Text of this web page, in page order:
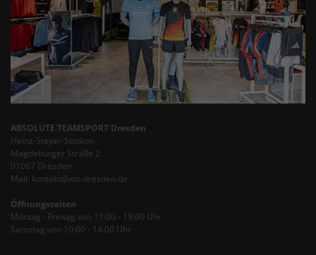
ABSOLUTE TEAMSPORT Dresden
Heinz-Steyer-Stadion
Magdeburger Straße 2
01067 Dresden
Mail: kontakt@ats-dresden.de
Öffnungszeiten
Montag - Freitag von 11:00 - 19:00 Uhr
Samstag von 10:00 - 14:00 Uhr